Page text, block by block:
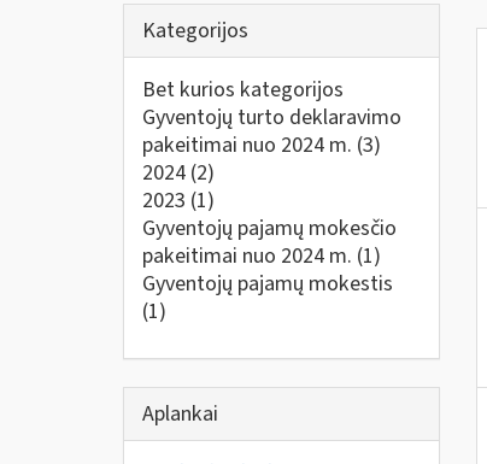
Kategorijos
Bet kurios kategorijos
Gyventojų turto deklaravimo
pakeitimai nuo 2024 m. (3)
2024 (2)
2023 (1)
Gyventojų pajamų mokesčio
pakeitimai nuo 2024 m. (1)
Gyventojų pajamų mokestis
(1)
Aplankai